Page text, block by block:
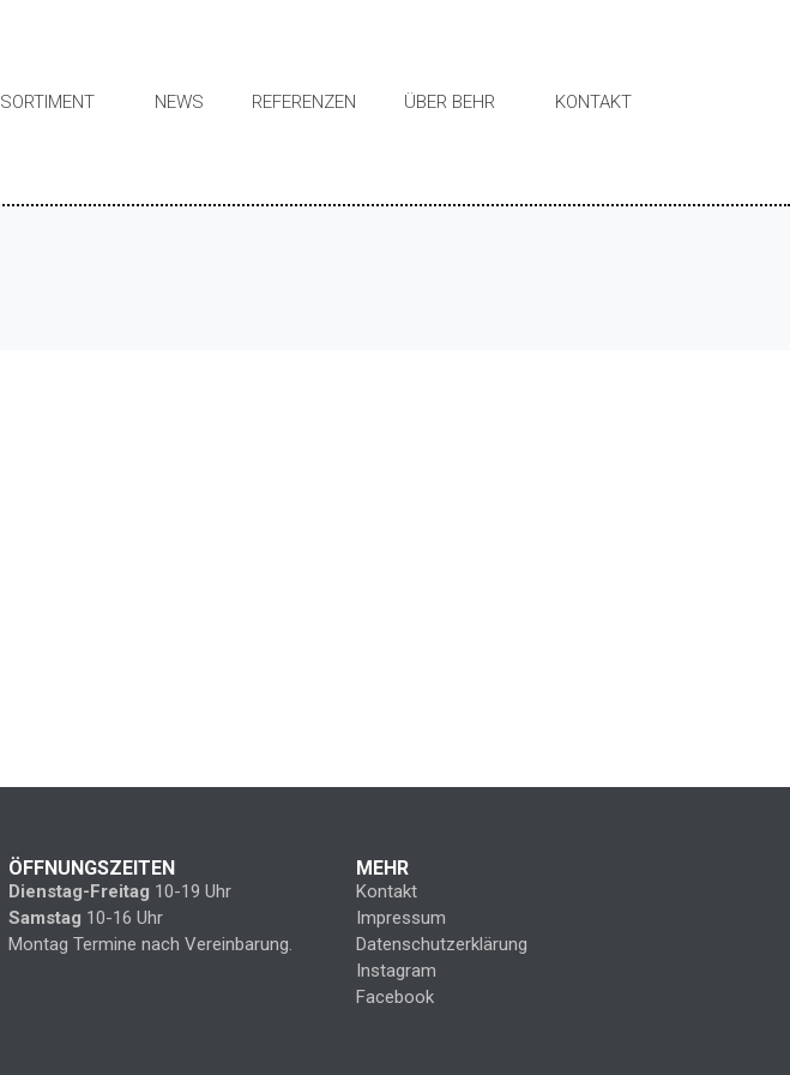
SORTIMENT NEWS REFERENZEN ÜBER BEHR KONTAKT
ÖFFNUNGSZEITEN
Dienstag-Freitag 10-19 Uhr
Samstag 10-16 Uhr
Montag Termine nach Vereinbarung.
MEHR
Kontakt
Impressum
Datenschutzerklärung
Instagram
Facebook